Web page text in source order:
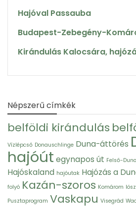
Hajóval Passauba
Budapest-Zebegény-
Kirándulás Kalocsára,
Népszerű címkék
belföldi kirándulás
Vízlépcső Donauschlinge Duna-áttörés
hajóút egynapos út Felső-Duna
Hajóskaland hajóutak Hajózás a
folyó Kazán-szoros Komárom
Pusztaprogram Vaskapu Visegrád